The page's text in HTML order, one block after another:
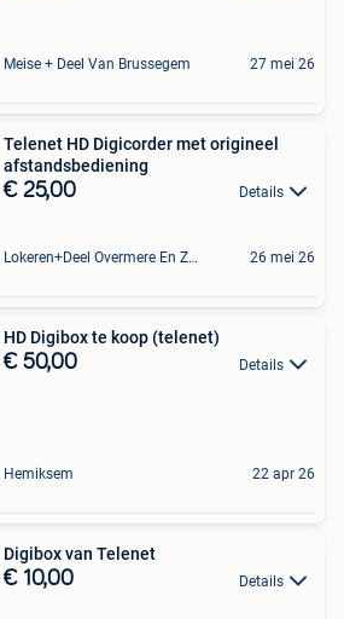
Meise + Deel Van Brussegem 27 mei 26
Telenet HD Digicorder met origineel
afstandsbediening
€ 25,00 Details
Lokeren+Deel Overmere En Zele 26 mei 26
HD Digibox te koop (telenet)
€ 50,00 Details
Hemiksem 22 apr 26
Digibox van Telenet
€ 10,00 Details